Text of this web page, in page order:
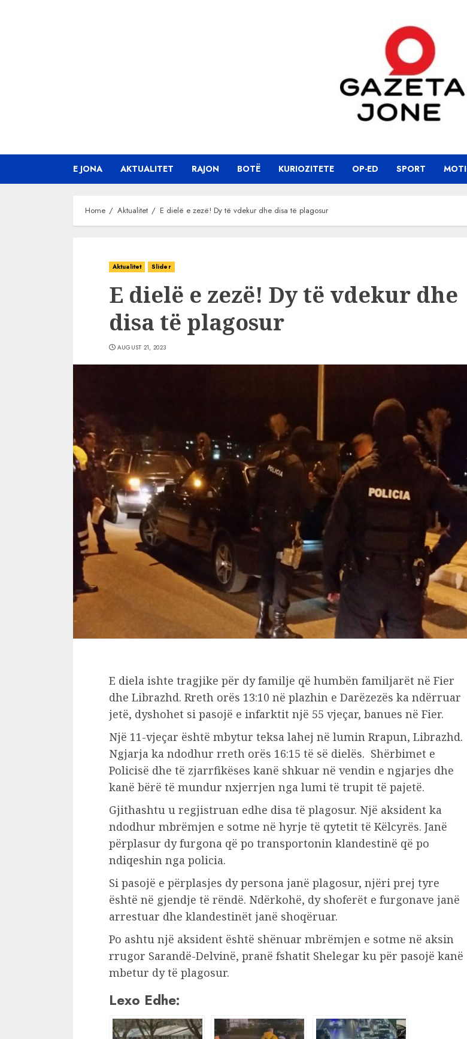
E JONA AKTUALITET RAJON BOTË KURIOZITETE OP-ED SPORT MOTI
Home Aktualitet E dielë e zezë! Dy të vdekur dhe disa të plagosur
Aktualitet Slider
E dielë e zezë! Dy të vdekur dhe
disa të plagosur
AUGUST 21, 2023
E diela ishte tragjike për dy familje që humbën familjarët në Fier
dhe Librazhd. Rreth orës 13:10 në plazhin e Darëzezës ka ndërruar
jetë, dyshohet si pasojë e infarktit një 55 vjeçar, banues në Fier.
Një 11-vjeçar është mbytur teksa lahej në lumin Rrapun, Librazhd.
Ngjarja ka ndodhur rreth orës 16:15 të së dielës. Shërbimet e
Policisë dhe të zjarrfikëses kanë shkuar në vendin e ngjarjes dhe
kanë bërë të mundur nxjerrjen nga lumi të trupit të pajetë.
Gjithashtu u regjistruan edhe disa të plagosur. Një aksident ka
ndodhur mbrëmjen e sotme në hyrje të qytetit të Këlcyrës. Janë
përplasur dy furgona që po transportonin klandestinë që po
ndiqeshin nga policia.
Si pasojë e përplasjes dy persona janë plagosur, njëri prej tyre
është në gjendje të rëndë. Ndërkohë, dy shoferët e furgonave janë
arrestuar dhe klandestinët janë shoqëruar.
Po ashtu një aksident është shënuar mbrëmjen e sotme në aksin
rrugor Sarandë-Delvinë, pranë fshatit Shelegar ku për pasojë kanë
mbetur dy të plagosur.
Lexo Edhe: